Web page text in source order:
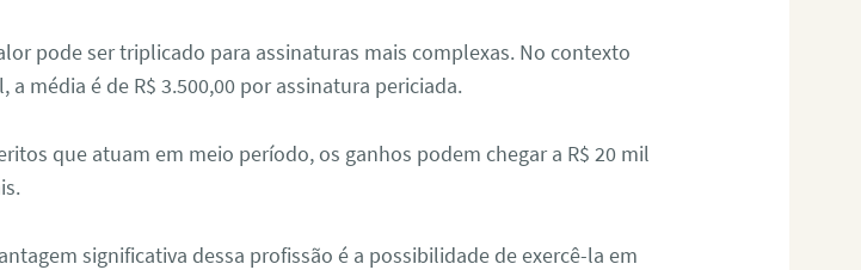
pode ser triplicado para assinaturas mais complexas. No contexto
a média é de R$ 3.500,00 por assinatura periciada.
que atuam em meio período, os ganhos podem chegar a R$ 20 mil
significativa dessa profissão é a possibilidade de exercê-la em